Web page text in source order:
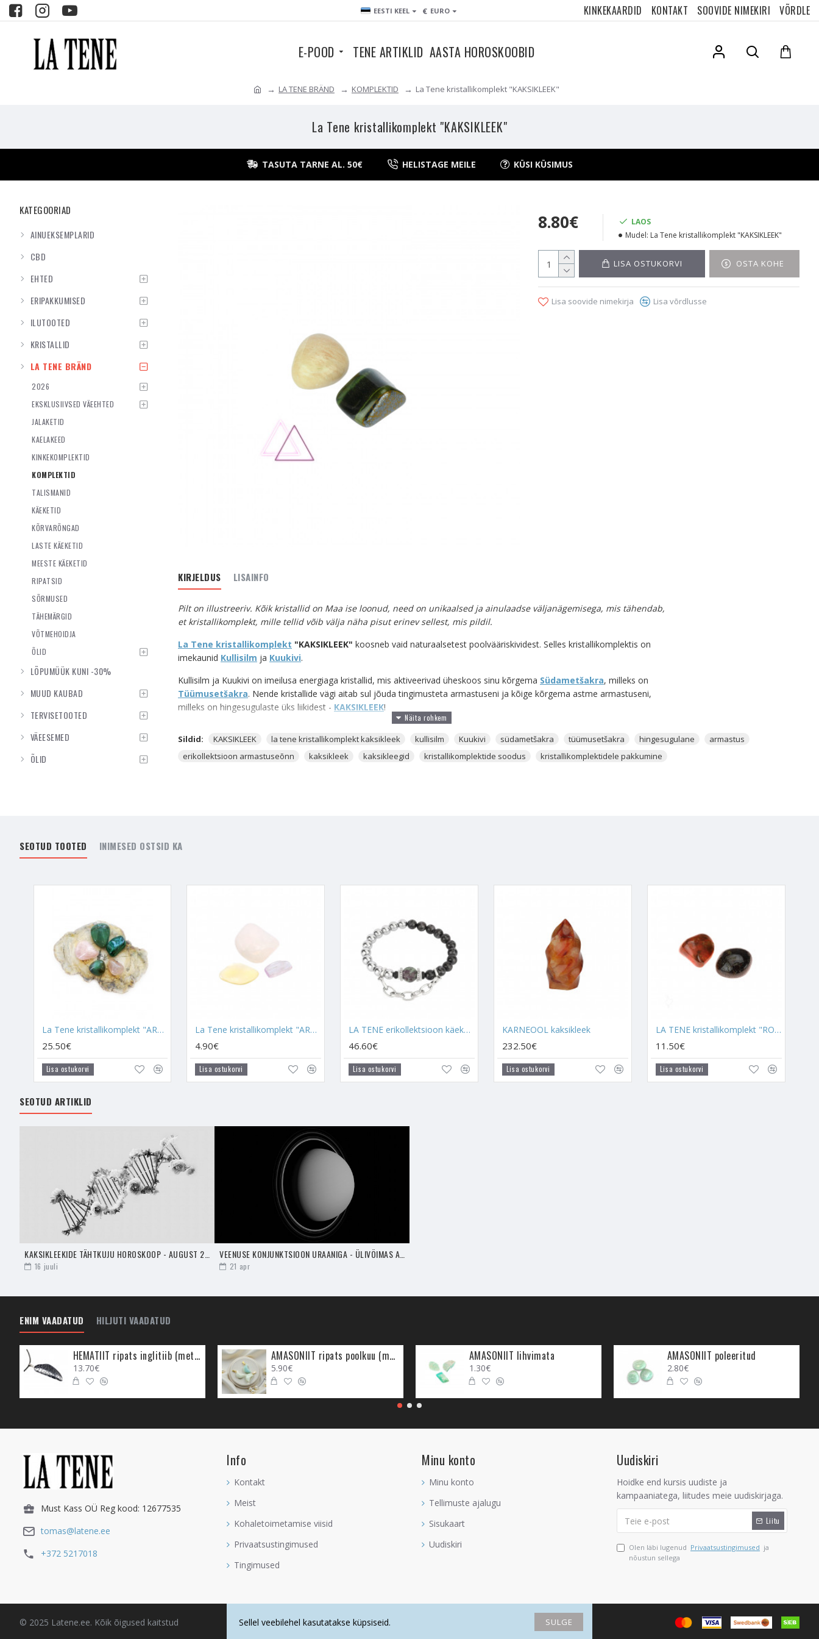
EESTI KEEL € EURO KINKEKAARDID KONTAKT SOOVIDE NIMEKIRI VÕRDLE
E-POOD TENE ARTIKLID AASTA HOROSKOOBID
LA TENE BRÄND KOMPLEKTID La Tene kristallikomplekt "KAKSIKLEEK"
La Tene kristallikomplekt "KAKSIKLEEK"
TASUTA TARNE AL. 50€ HELISTAGE MEILE KÜSI KÜSIMUS
KATEGOORIAD
AINUEKSEMPLARID
CBD
EHTED
ERIPAKKUMISED
ILUTOOTED
KRISTALLID
LA TENE BRÄND
2026
EKSKLUSIIVSED VÄEEHTED
JALAKETID
KAELAKEED
KINKEKOMPLEKTID
KOMPLEKTID
TALISMANID
KÄEKETID
KÕRVARÕNGAD
LASTE KÄEKETID
MEESTE KÄEKETID
RIPATSID
SÕRMUSED
TÄHEMÄRGID
VÕTMEHOIDJA
ÕLID
LÕPUMÜÜK KUNI -30%
MUUD KAUBAD
TERVISETOOTED
VÄEESEMED
ÕLID
8.80€
LAOS
Mudel: La Tene kristallikomplekt "KAKSIKLEEK"
LISA OSTUKORVI OSTA KOHE
Lisa soovide nimekirja Lisa võrdlusse
KIRJELDUS LISAINFO
Pilt on illustreeriv. Kõik kristallid on Maa ise loonud, need on unikaalsed ja ainulaadse väljanägemisega, mis tähendab,
et kristallikomplekt, mille tellid võib välja näha pisut erinev sellest, mis pildil.
La Tene kristallikomplekt "KAKSIKLEEK" koosneb vaid naturaalsetest poolvääriskividest. Selles kristallikomplektis on
imekaunid Kullisilm ja Kuukivi.
Kullisilm ja Kuukivi on imeilusa energiaga kristallid, mis aktiveerivad üheskoos sinu kõrgema Südametšakra, milleks on
Tüümusetšakra. Nende kristallide vägi aitab sul jõuda tingimusteta armastuseni ja kõige kõrgema astme armastuseni,
milleks on hingesugulaste üks liikidest - KAKSIKLEEK!
endaga kaasas või asetades need enda kodus armastusealtarile või Feng Shui järgi Lääne-ilmakaarde, keskendu sellele,
mida need kristallid sinu ellu võiksid tuua. Olen need juba seadistanud nii, et need energeetiliselt toimiksid. Nüüd jääb lisada
Neid kristalle kanna nii, et teised neid ei näeks, kuna tegemist on võimsa kristalliseadistamisega ja spirituaalse protsessiga,
Soovitan kindlasti kanda kaLarimari, Kivistunud Puitu,Roosat Kvartsi,Rodokrosiiti,Petaliiti,Tšaroiitikui soovid
Kui Sa neid kristalle kandma hakkad, siis hoia neid korra enda käes, sule silmad ning keskendu sellele, mida soovid nendelt
kristallide kaudu endas muuta, enda ellu tuua ja kogeda.
Sildid: KAKSIKLEEK la tene kristallikomplekt kaksikleek kullisilm Kuukivi südametšakra tüümusetšakra hingesugulane
armastus
erikollektsioon armastuseõnn
kaksikleek kaksikleegid kristallikomplektide soodus kristallikomplektidele pakkumine
SEOTUD TOOTED INIMESED OSTSID KA
La Tene kristallikomplekt "ARMASTUSE KÜLGETÕMBE LOOMINE"
25.50€
Lisa ostukorvi
La Tene kristallikomplekt "ARMASTUSEÕNN"
4.90€
Lisa ostukorvi
LA TENE erikollektsioon käekett meestele "KAKSIKLEEK"
46.60€
Lisa ostukorvi
KARNEOOL kaksikleek
232.50€
Lisa ostukorvi
LA TENE kristallikomplekt "ROMANTIKA"
11.50€
Lisa ostukorvi
SEOTUD ARTIKLID
KAKSIKLEEKIDE TÄHTKUJU HOROSKOOP - AUGUST 2024
16 juuli
VEENUSE KONJUNKTSIOON URAANIGA - ÜLIVÕIMAS ARMASTUSE PÄEV (23. APRILL)
21 apr
ENIM VAADATUD HILJUTI VAADATUD
HEMATIIT ripats inglitiib (metall)
13.70€
AMASONIIT ripats poolkuu (metall)
5.90€
AMASONIIT lihvimata
1.30€
AMASONIIT poleeritud
2.80€
Must Kass OÜ Reg kood: 12677535
tomas@latene.ee
+372 5217018
Info
Kontakt
Meist
Kohaletoimetamise viisid
Privaatsustingimused
Tingimused
Minu konto
Minu konto
Tellimuste ajalugu
Sisukaart
Uudiskiri
Uudiskiri
Hoidke end kursis uudiste ja
kampaaniatega, liitudes meie uudiskirjaga.
Liitu
Olen läbi lugenud Privaatsustingimused ja
nõustun sellega
© 2025 Latene.ee. Kõik õigused kaitstud SULGE
Sellel veebilehel kasutatakse küpsiseid.